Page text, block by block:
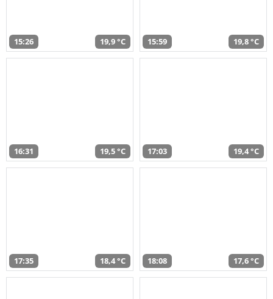
15:26 19,9 °C 15:59 19,8 °C
16:31 19,5 °C 17:03 19,4 °C
17:35 18,4 °C 18:08 17,6 °C